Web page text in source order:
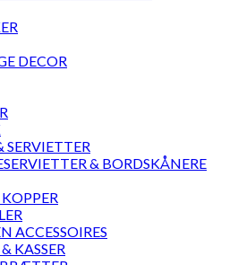
DECOR
SERVIETTER
& BORDSKÅNERE
ACCESSOIRES
KASSER